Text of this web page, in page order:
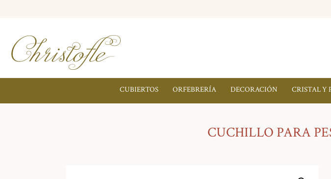
CUBIERTOS ORFEBRERÍA DECORACIÓN CRISTAL Y
CUCHILLO PARA